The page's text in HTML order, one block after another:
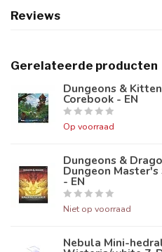
Reviews
Gerelateerde producten
Dungeons &
Corebook - EN
Op voorraad
Dungeons &
Dungeon Master's
- EN
Niet op voorraad
Nebula Mini-